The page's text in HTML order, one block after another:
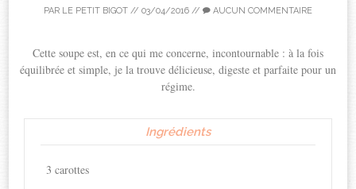
PAR LE PETIT BIGOT // 03/04/2016 // AUCUN COMMENTAIRE
Cette soupe est, en ce qui me concerne, incontournable : à la fois
équilibrée et simple, je la trouve délicieuse, digeste et parfaite pour un
régime.
Ingrédients
3 carottes